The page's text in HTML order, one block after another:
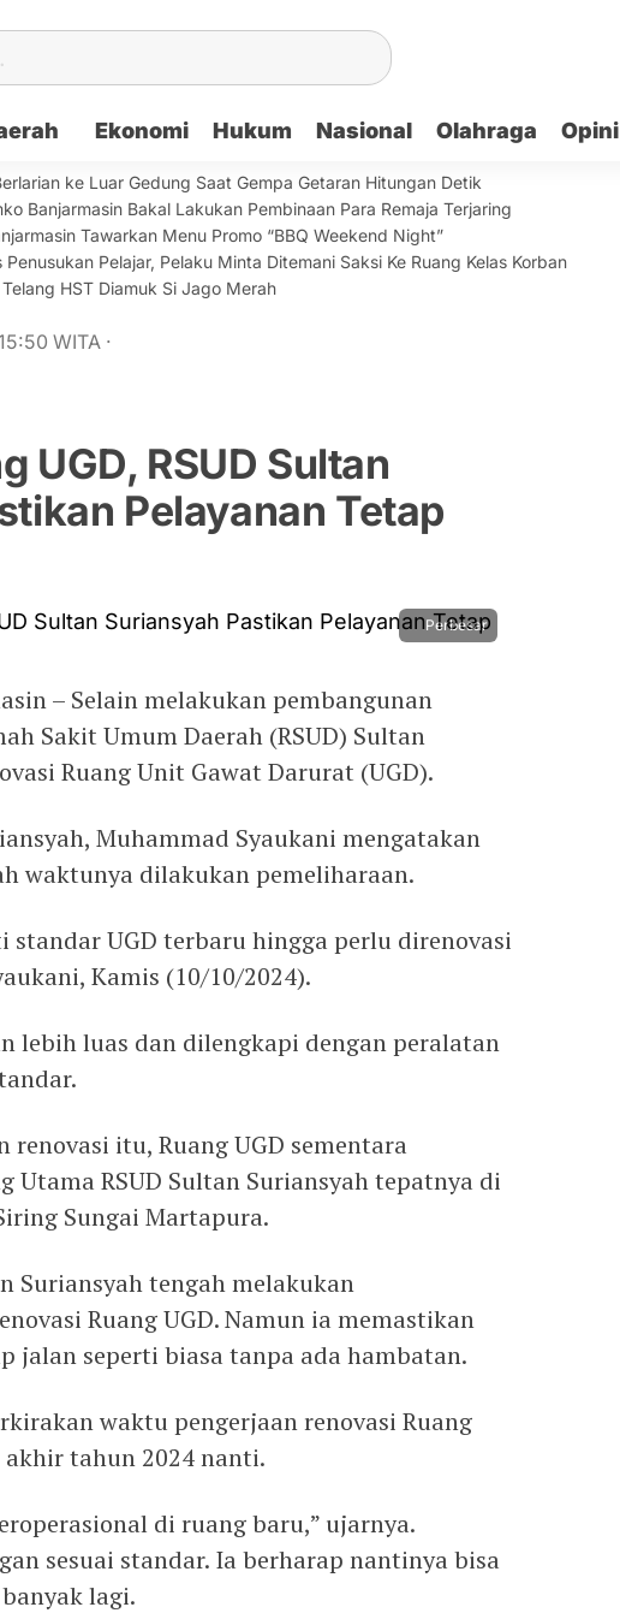
Ekonomi Hukum Nasional Olahraga Opini
ke Luar Gedung Saat Gempa Getaran Hitungan Detik
Banjarmasin Bakal Lakukan Pembinaan Para Remaja Terjaring
Tawarkan Menu Promo “BBQ Weekend Night”
Pelajar, Pelaku Minta Ditemani Saksi Ke Ruang Kelas Korban
HST Diamuk Si Jago Merah
WITA ·
UGD, RSUD Sultan
Pelayanan Tetap
Perbesar
– Selain melakukan pembangunan
Sakit Umum Daerah (RSUD) Sultan
Ruang Unit Gawat Darurat (UGD).
Muhammad Syaukani mengatakan
waktunya dilakukan pemeliharaan.
UGD terbaru hingga perlu direnovasi
Kamis (10/10/2024).
lebih luas dan dilengkapi dengan peralatan
renovasi itu, Ruang UGD sementara
Utama RSUD Sultan Suriansyah tepatnya di
Sungai Martapura.
Suriansyah tengah melakukan
Ruang UGD. Namun ia memastikan
jalan seperti biasa tanpa ada hambatan.
waktu pengerjaan renovasi Ruang
tahun 2024 nanti.
di ruang baru,” ujarnya.
sesuai standar. Ia berharap nantinya bisa
lagi.